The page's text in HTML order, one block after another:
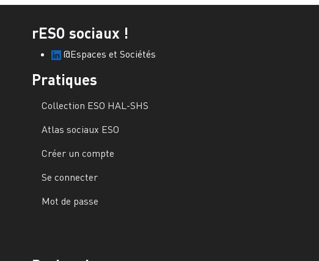
rESO sociaux !
@Espaces et Sociétés
Pratiques
Collection ESO HAL-SHS
Atlas sociaux ESO
Créer un compte
Se connecter
Mot de passe